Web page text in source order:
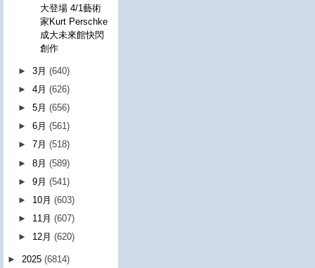
大登場 4/1藝術
家Kurt Perschke
成大未來館快閃
創作
►3月(640)
►4月(626)
►5月(656)
►6月(561)
►7月(518)
►8月(589)
►9月(541)
► 10月(603)
► 11月(607)
► 12月(620)
► 2025 (6814)